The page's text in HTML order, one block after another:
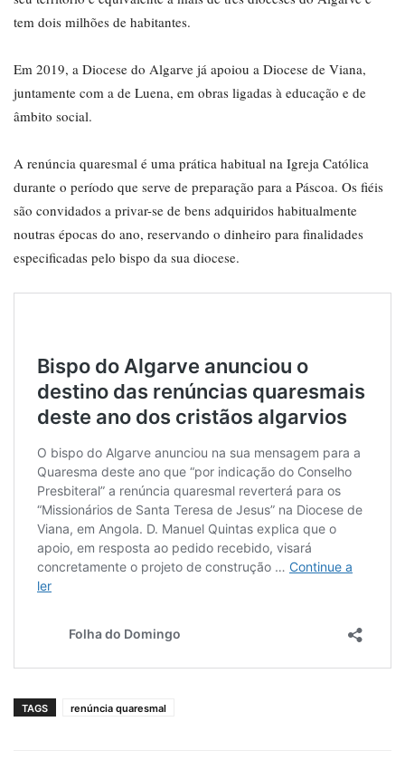
tem dois milhões de habitantes.
Em 2019, a Diocese do Algarve já apoiou a Diocese de Viana,
juntamente com a de Luena, em obras ligadas à educação e de
âmbito social.
A renúncia quaresmal é uma prática habitual na Igreja Católica
durante o período que serve de preparação para a Páscoa. Os fiéis
são convidados a privar-se de bens adquiridos habitualmente
noutras épocas do ano, reservando o dinheiro para finalidades
especificadas pelo bispo da sua diocese.
TAGS renúncia quaresmal